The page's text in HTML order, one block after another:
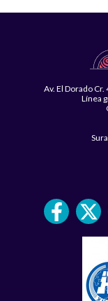
Av. El Dorado
Línea